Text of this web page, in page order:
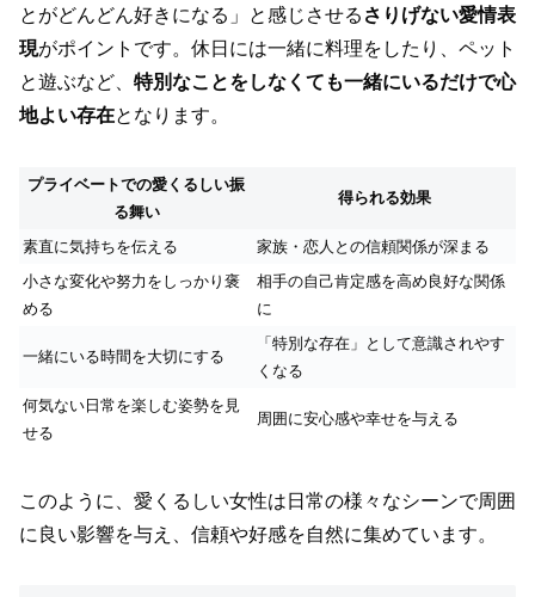
とがどんどん好きになる」と感じさせる さりげない愛情表
現がポイントです。休日には一緒に料理をしたり、ペット
と遊ぶなど、 特別なことをしなくても一緒にいるだけで心
地よい存在となります。
プライベートでの愛くるしい振
る舞い
得られる効果
素直に気持ちを伝える
家族・恋人との信頼関係が深まる
小さな変化や努力をしっかり褒
める
相手の自己肯定感を高め良好な関係
に
一緒にいる時間を大切にする
「特別な存在」として意識されやす
くなる
何気ない日常を楽しむ姿勢を見
せる
周囲に安心感や幸せを与える
このように、愛くるしい女性は日常の様々なシーンで周囲
に良い影響を与え、信頼や好感を自然に集めています。